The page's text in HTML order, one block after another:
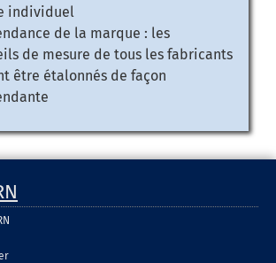
individuel
de la marque : les
de mesure de tous les fabricants
être étalonnés de façon